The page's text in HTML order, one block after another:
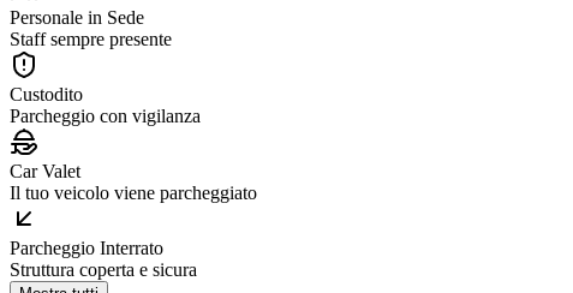
Personale in Sede
Staff sempre presente
Custodito
Parcheggio con vigilanza
Car Valet
Il tuo veicolo viene parcheggiato
Parcheggio Interrato
Struttura coperta e sicura